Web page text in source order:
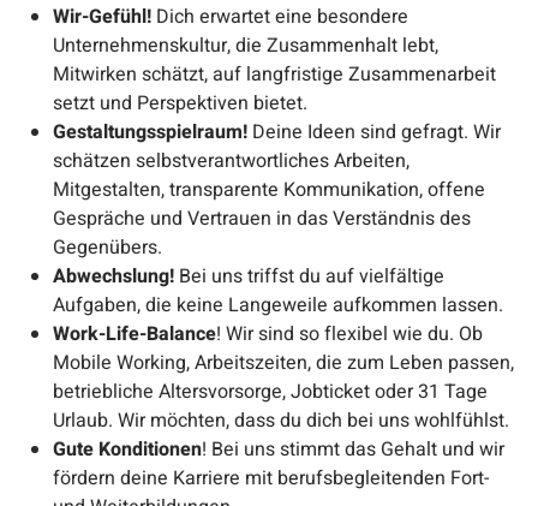
Wir-Gefühl! Dich erwartet eine besondere
Unternehmenskultur, die Zusammenhalt lebt,
Mitwirken schätzt, auf langfristige Zusammenarbeit
setzt und Perspektiven bietet.
Gestaltungsspielraum! Deine Ideen sind gefragt. Wir
schätzen selbstverantwortliches Arbeiten,
Mitgestalten,transparente Kommunikation, offene
Gespräche und Vertrauen in das Verständnis des
Gegenübers.
Abwechslung! Bei uns triffst du auf vielfältige
Aufgaben, die keine Langeweile aufkommen lassen.
Work-Life-Balance! Wir sind so flexibel wie du. Ob
Mobile Working, Arbeitszeiten, die zum Leben passen,
betriebliche Altersvorsorge, Jobticket oder 31 Tage
Urlaub. Wir möchten, dass du dich bei uns wohlfühlst.
Gute Konditionen! Bei uns stimmt das Gehalt und wir
fördern deine Karriere mit berufsbegleitenden Fort-